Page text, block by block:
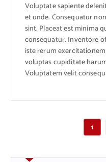
Voluptate sapiente
et unde. Consequatur
sint. Placeat est minima
consequatur. Inventore
iste rerum
voluptas cupiditate
Voluptatem velit
1